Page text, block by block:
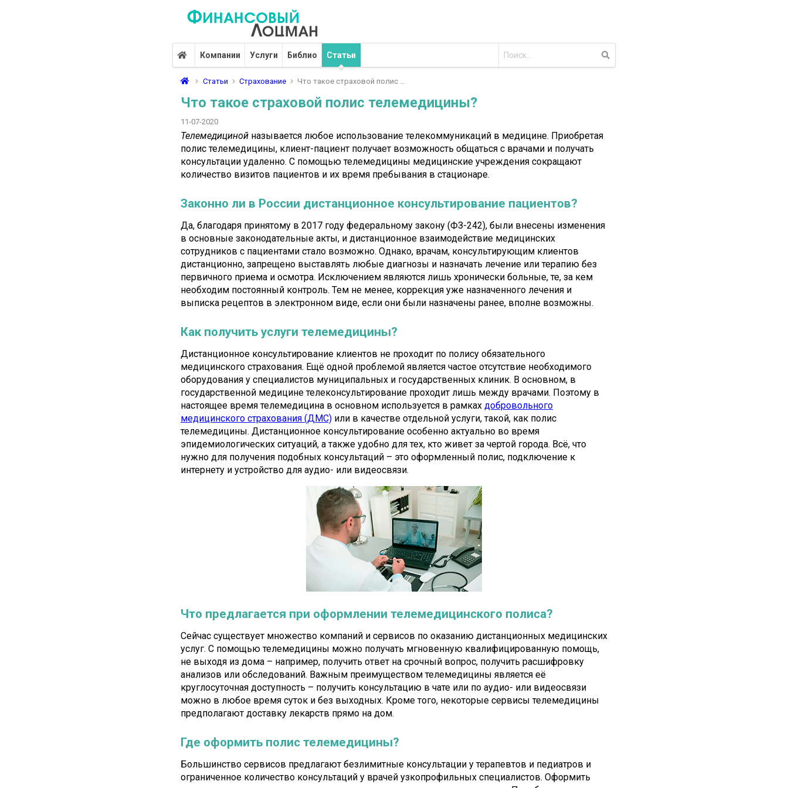
Компании Услуги Библио Статьи
Статьи Страхование Что такое страховой полис …
Что такое страховой полис телемедицины?
11-07-2020
Телемедициной называется любое использование телекоммуникаций в медицине. Приобретая
полис телемедицины, клиент-пациент получает возможность общаться с врачами и получать
консультации удаленно. С помощью телемедицины медицинские учреждения сокращают
количество визитов пациентов и их время пребывания в стационаре.
Законно ли в России дистанционное консультирование пациентов?
Да, благодаря принятому в 2017 году федеральному закону (ФЗ-242), были внесены изменения
в основные законодательные акты, и дистанционное взаимодействие медицинских
сотрудников с пациентами стало возможно. Однако, врачам, консультирующим клиентов
дистанционно, запрещено выставлять любые диагнозы и назначать лечение или терапию без
первичного приема и осмотра. Исключением являются лишь хронически больные, те, за кем
необходим постоянный контроль. Тем не менее, коррекция уже назначенного лечения и
выписка рецептов в электронном виде, если они были назначены ранее, вполне возможны.
Как получить услуги телемедицины?
Дистанционное консультирование клиентов не проходит по полису обязательного
медицинского страхования. Ещё одной проблемой является частое отсутствие необходимого
оборудования у специалистов муниципальных и государственных клиник. В основном, в
государственной медицине телеконсультирование проходит лишь между врачами. Поэтому в
настоящее время телемедицина в основном используется в рамках добровольного
медицинского страхования (ДМС) или в качестве отдельной услуги, такой, как полис
телемедицины. Дистанционное консультирование особенно актуально во время
эпидемиологических ситуаций, а также удобно для тех, кто живет за чертой города. Всё, что
нужно для получения подобных консультаций – это оформленный полис, подключение к
интернету и устройство для аудио- или видеосвязи.
Что предлагается при оформлении телемедицинского полиса?
Сейчас существует множество компаний и сервисов по оказанию дистанционных медицинских
услуг. С помощью телемедицины можно получать мгновенную квалифицированную помощь,
не выходя из дома – например, получить ответ на срочный вопрос, получить расшифровку
анализов или обследований. Важным преимуществом телемедицины является её
круглосуточная доступность – получить консультацию в чате или по аудио- или видеосвязи
можно в любое время суток и без выходных. Кроме того, некоторые сервисы телемедицины
предполагают доставку лекарств прямо на дом.
Где оформить полис телемедицины?
Большинство сервисов предлагают безлимитные консультации у терапевтов и педиатров и
ограниченное количество консультаций у врачей узкопрофильных специалистов. Оформить